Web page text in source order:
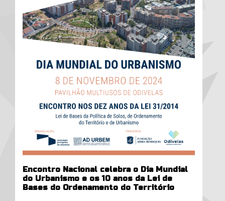
Encontro Nacional celebra o Dia Mundial
do Urbanismo e os 10 anos da Lei de
Bases do Ordenamento do Território